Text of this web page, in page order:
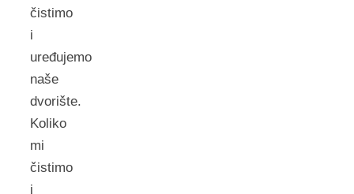
čistimo
i
uređujemo
naše
dvorište.
Koliko
mi
čistimo
i